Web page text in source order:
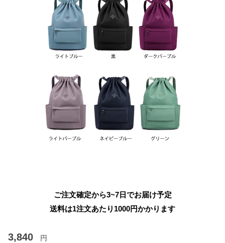
ご注文確定から3~7日でお届け予定
送料は1注文あたり 1000円かかります
3,840 円